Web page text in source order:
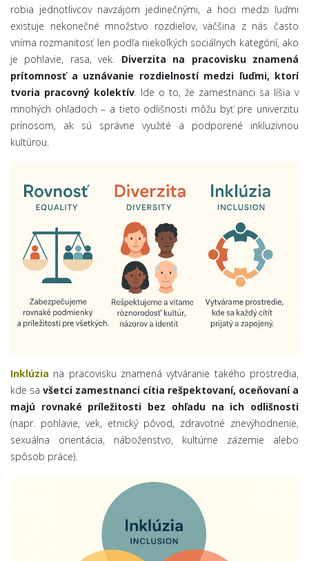
robia jednotlivcov navzájom jedinečnými, a hoci medzi ľuďmi
existuje nekonečné množstvo rozdielov, väčšina z nás často
vníma rozmanitosť len podľa niekoľkých sociálnych kategórií, ako
je pohlavie, rasa, vek. Diverzita na pracovisku znamená
prítomnosť a uznávanie rozdielností medzi ľuďmi, ktorí
tvoria pracovný kolektív. Ide o to, že zamestnanci sa líšia v
mnohých ohľadoch – a tieto odlišnosti môžu byť pre univerzitu
prínosom, ak sú správne využité a podporené inkluzívnou
kultúrou.
Inklúzia na pracovisku znamená vytváranie takého prostredia,
kde sa všetci zamestnanci cítia rešpektovaní, oceňovaní a
majú rovnaké príležitosti bez ohľadu na ich odlišnosti
(napr. pohlavie, vek, etnický pôvod, zdravotné znevýhodnenie,
sexuálna orientácia, náboženstvo, kultúrne zázemie alebo
spôsob práce).